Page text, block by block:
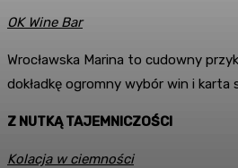
OK Wine Bar
Wrocławska Marina to cudowny
dokładkę ogromny wybór win i
Z NUTKĄ TAJEMNICZOŚCI
Kolacja w ciemności